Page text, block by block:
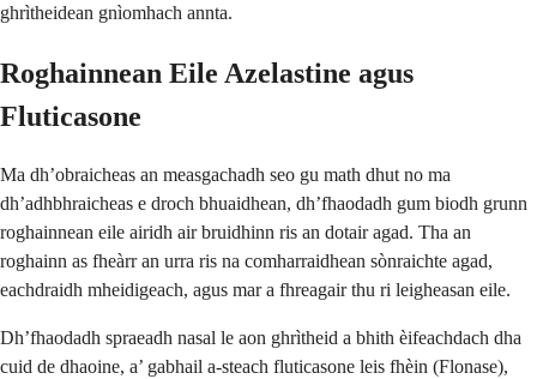
ghrìtheidean gnìomhach annta.
Roghainnean Eile Azelastine agus
Fluticasone
Ma dh’obraicheas an measgachadh seo gu math dhut no ma
dh’adhbhraicheas e droch bhuaidhean, dh’fhaodadh gum biodh grunn
roghainnean eile airidh air bruidhinn ris an dotair agad. Tha an
roghainn as fheàrr an urra ris na comharraidhean sònraichte agad,
eachdraidh mheidigeach, agus mar a fhreagair thu ri leigheasan eile.
Dh’fhaodadh spraeadh nasal le aon ghrìtheid a bhith èifeachdach dha
cuid de dhaoine, a’ gabhail a-steach fluticasone leis fhèin (Flonase),